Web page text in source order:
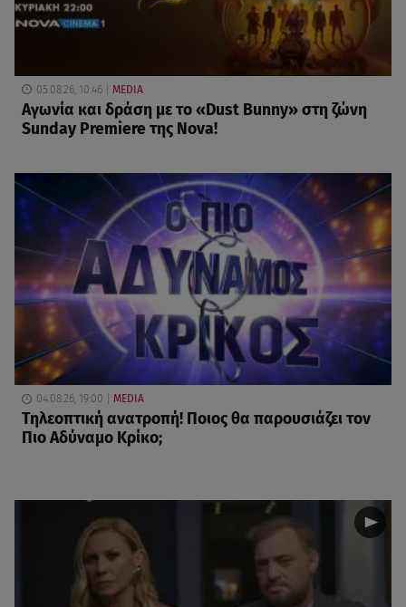
05.08.26, 10:46 MEDIA
Αγωνία και δράση με το «Dust Bunny» στη ζώνη
Sunday Premiere της Nova!
04.08.26, 19:00 MEDIA
Τηλεοπτική ανατροπή! Ποιος θα παρουσιάζει τον
Πιο Αδύναμο Κρίκο;